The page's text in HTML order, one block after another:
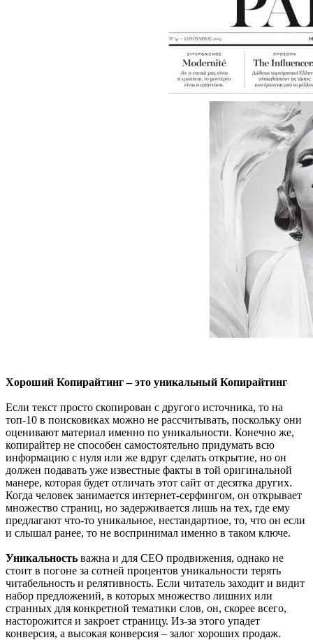
Хороший Копирайтинг – это уникальный Копирайтинг
Если текст просто скопирован с другого источника, то на
топ-10 в поисковиках можно не рассчитывать, поскольку они
оценивают материал именно по уникальности. Конечно же,
копирайтер не способен самостоятельно придумать всю
информацию с нуля или же вдруг сделать открытие, но он
должен подавать уже известные факты в той оригинальной
манере, которая будет отличать этот сайт от десятка других.
Когда человек занимается интернет-серфингом, он открывает
множество страниц, но задерживается лишь на тех, где ему
предлагают что-то уникальное, нестандартное, то, что он если
и слышал ранее, то не воспринимал именно в таком ключе.
Уникальность важна и для СЕО продвижения, однако не
стоит в погоне за сотней процентов уникальности терять
читабельность и релятивность. Если читатель заходит и видит
набор предложений, в которых множество лишних или
странных для конкретной тематики слов, он, скорее всего,
насторожится и закроет страницу. Из-за этого упадет
конверсия, а высокая конверсия – залог хороших продаж.